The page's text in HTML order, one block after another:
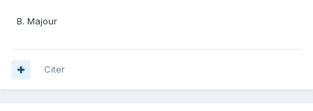
B. Majour
Citer